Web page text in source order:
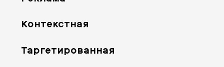
Контекстная
Таргетированная